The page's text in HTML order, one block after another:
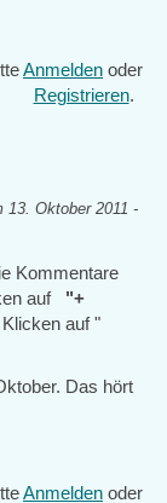
Anmelden oder
Registrieren.
13. Oktober 2011 -
Kommentare
auf "+
auf "
Das hört
Anmelden oder